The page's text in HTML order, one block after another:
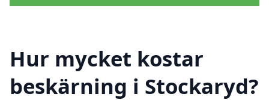
Hur mycket kostar
beskärning i Stockaryd?